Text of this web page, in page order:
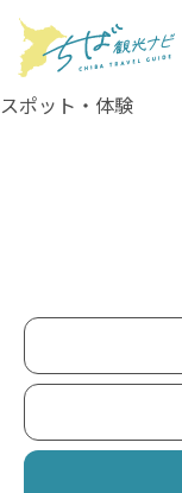
スポット・体験